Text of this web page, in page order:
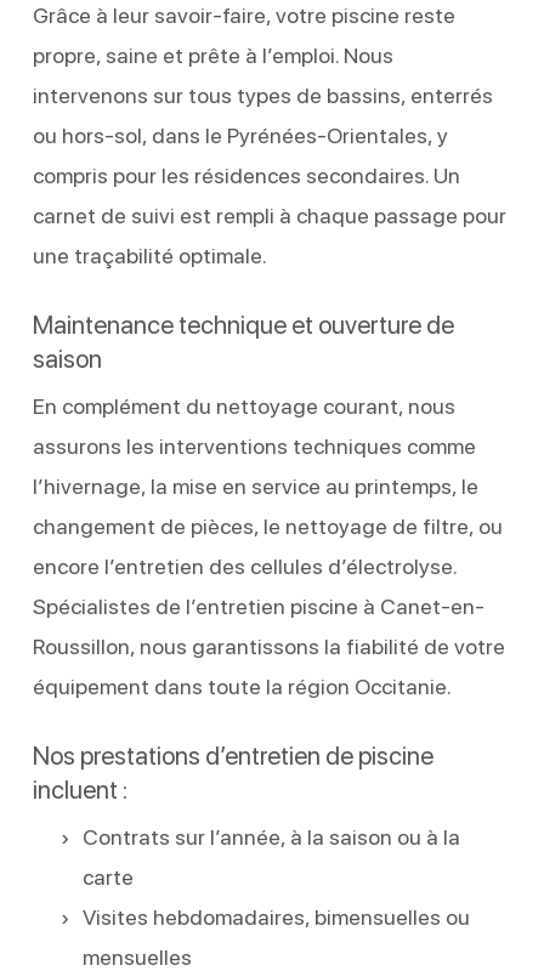
Grâce à leur savoir-faire, votre piscine reste
propre, saine et prête à l’emploi. Nous
intervenons sur tous types de bassins, enterrés
ou hors-sol, dans le Pyrénées-Orientales, y
compris pour les résidences secondaires. Un
carnet de suivi est rempli à chaque passage pour
une traçabilité optimale.
Maintenance technique et ouverture de
saison
En complément du nettoyage courant, nous
assurons les interventions techniques comme
l’hivernage, la mise en service au printemps, le
changement de pièces, le nettoyage de filtre, ou
encore l’entretien des cellules d’électrolyse.
Spécialistes de l’entretien piscine à Canet-en-
Roussillon, nous garantissons la fiabilité de votre
équipement dans toute la région Occitanie.
Nos prestations d’entretien de piscine
incluent :
Contrats sur l’année, à la saison ou à la
carte
Visites hebdomadaires, bimensuelles ou
mensuelles